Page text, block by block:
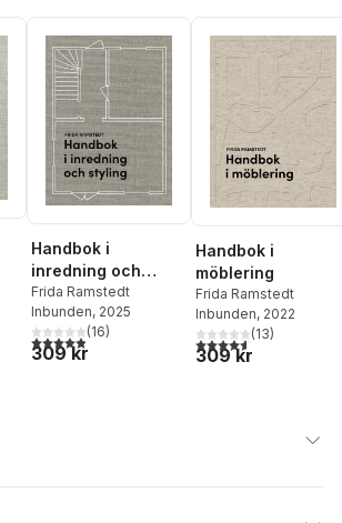
antal röster:
Handbok i
inredning och
styling
Frida Ramstedt
Inbunden, 2025
4,9utav 5 stjärnor. Totalt antal röster:
(16)
309 kr
Handbok i
möblering
Frida Ramstedt
Inbunden, 2022
4,6utav 5 stjärnor.
(13)
309 kr